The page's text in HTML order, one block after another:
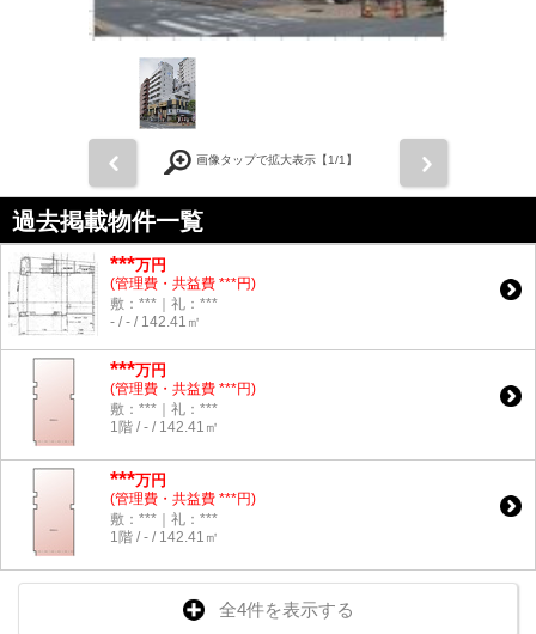
画像タップで拡大表示【1/1】
過去掲載物件一覧
***万円
(管理費・共益費 ***円)
敷：***｜礼：***
- / - / 142.41㎡
***万円
(管理費・共益費 ***円)
敷：***｜礼：***
1階 / - / 142.41㎡
***万円
(管理費・共益費 ***円)
敷：***｜礼：***
1階 / - / 142.41㎡
全4件を表示する